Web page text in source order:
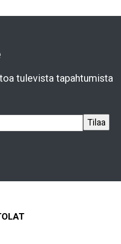
tulevista tapahtumista